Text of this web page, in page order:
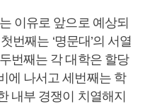
이유로 앞으로 예상되
번째는 ‘명문대’의 서열
번째는 각 대학은 할당
에 나서고 세번째는 학
내부 경쟁이 치열해지